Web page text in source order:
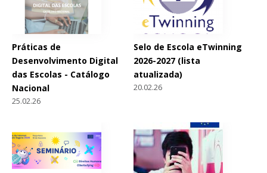
Práticas de
Desenvolvimento Digital
das Escolas - Catálogo
Nacional
25.02.26
Selo de Escola eTwinning
2026-2027 (lista
atualizada)
20.02.26